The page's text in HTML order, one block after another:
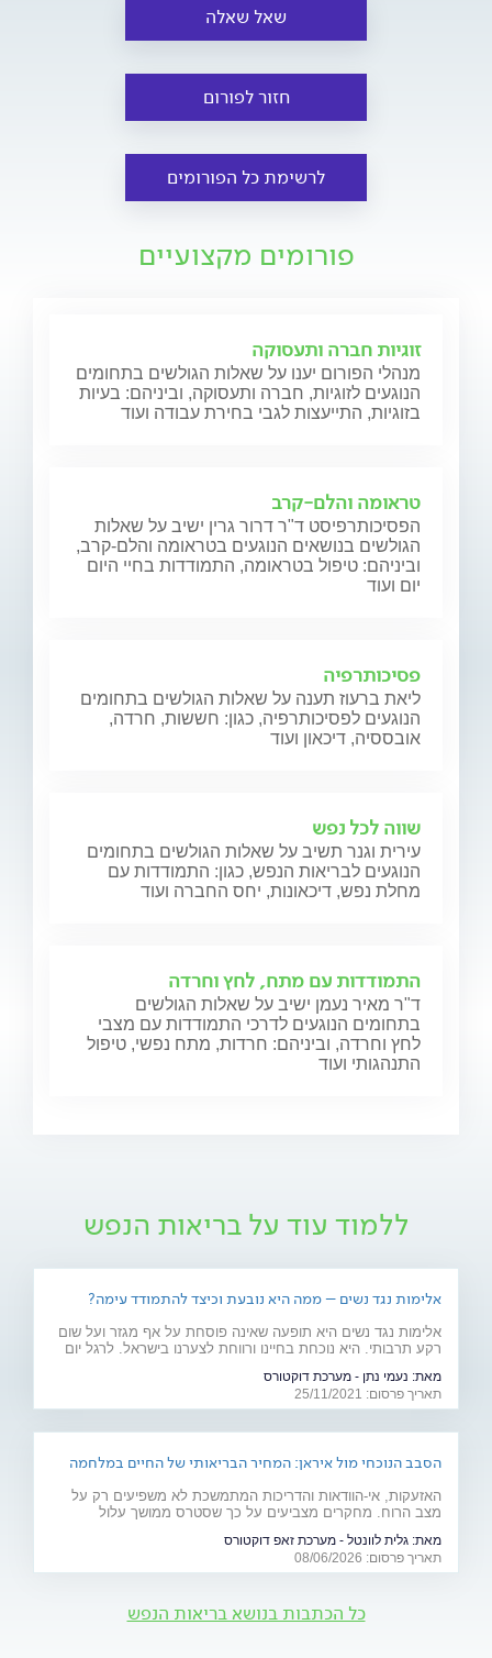
שאל שאלה
חזור לפורום
לרשימת כל הפורומים
פורומים מקצועיים
זוגיות חברה ותעסוקה
מנהלי הפורום יענו על שאלות הגולשים בתחומים
הנוגעים לזוגיות, חברה ותעסוקה, וביניהם: בעיות
בזוגיות, התייעצות לגבי בחירת עבודה ועוד
טראומה והלם-קרב
הפסיכותרפיסט ד"ר דרור גרין ישיב על שאלות
הגולשים בנושאים הנוגעים בטראומה והלם-קרב,
וביניהם: טיפול בטראומה, התמודדות בחיי היום
יום ועוד
פסיכותרפיה
ליאת ברעוז תענה על שאלות הגולשים בתחומים
הנוגעים לפסיכותרפיה, כגון: חששות, חרדה,
אובססיה, דיכאון ועוד
שווה לכל נפש
עירית וגנר תשיב על שאלות הגולשים בתחומים
הנוגעים לבריאות הנפש, כגון: התמודדות עם
מחלת נפש, דיכאונות, יחס החברה ועוד
התמודדות עם מתח, לחץ וחרדה
ד"ר מאיר נעמן ישיב על שאלות הגולשים
בתחומים הנוגעים לדרכי התמודדות עם מצבי
לחץ וחרדה, וביניהם: חרדות, מתח נפשי, טיפול
התנהגותי ועוד
ללמוד עוד על בריאות הנפש
אלימות נגד נשים – ממה היא נובעת וכיצד להתמודד עימה?
אלימות נגד נשים היא תופעה שאינה פוסחת על אף מגזר ועל שום
רקע תרבותי. היא נוכחת בחיינו ורווחת לצערנו בישראל. לרגל יום
מרצה באוניברסיטת בר אילן ומחבר הספר "גברים מדברים
אלימות", מסביר את הגורמים לה
מאת: נעמי נתן - מערכת דוקטורס
תאריך פרסום: 25/11/2021
הסבב הנוכחי מול איראן: המחיר הבריאותי של החיים במלחמה
האזעקות, אי-הוודאות והדריכות המתמשכת לא משפיעים רק על
מצב הרוח. מחקרים מצביעים על כך שסטרס ממושך עלול
מהלב ועד העור, אילו תופעות בריאותיות עלולות להתגבר בתקופות
של מתיחות ביטחונית ומה ניתן לעשות כדי לשמור על הבריאות
מאת: גלית לוונטל - מערכת זאפ דוקטורס
תאריך פרסום: 08/06/2026
כל הכתבות בנושא בריאות הנפש